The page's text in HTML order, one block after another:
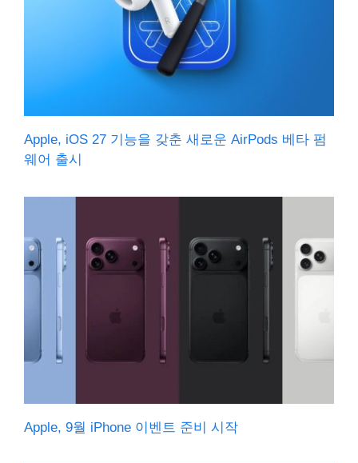
Apple, iOS 27 기능을 갖춘 새로운 AirPods 베타 펌
웨어 출시
Apple, 9월 iPhone 이벤트 준비 시작